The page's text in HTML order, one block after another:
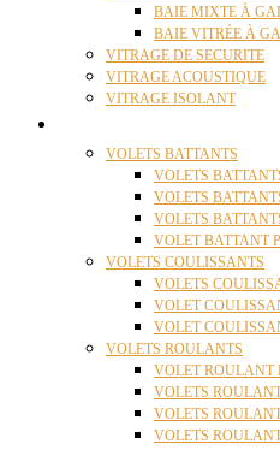
BAIE MIXTE À
BAIE VITRÉE À
VITRAGE DE SECURITE
VITRAGE ACOUSTIQUE
VITRAGE ISOLANT
VOLETS BATTANTS
VOLETS
VOLETS
VOLETS
VOLET BATTANT
VOLETS COULISSANTS
VOLETS
VOLET
VOLET
VOLETS ROULANTS
VOLET ROULANT
VOLETS
VOLETS
VOLETS